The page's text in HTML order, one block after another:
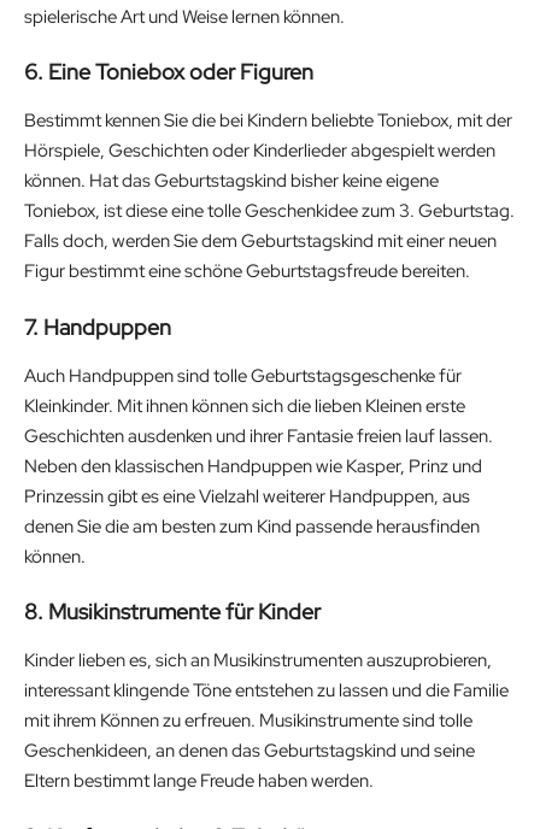
spielerische Art und Weise lernen können.
6. Eine Toniebox oder Figuren
Bestimmt kennen Sie die bei Kindern beliebte Toniebox, mit der
Hörspiele, Geschichten oder Kinderlieder abgespielt werden
können. Hat das Geburtstagskind bisher keine eigene
Toniebox, ist diese eine tolle Geschenkidee zum 3. Geburtstag.
Falls doch, werden Sie dem Geburtstagskind mit einer neuen
Figur bestimmt eine schöne Geburtstagsfreude bereiten.
7. Handpuppen
Auch Handpuppen sind tolle Geburtstagsgeschenke für
Kleinkinder. Mit ihnen können sich die lieben Kleinen erste
Geschichten ausdenken und ihrer Fantasie freien lauf lassen.
Neben den klassischen Handpuppen wie Kasper, Prinz und
Prinzessin gibt es eine Vielzahl weiterer Handpuppen, aus
denen Sie die am besten zum Kind passende herausfinden
können.
8. Musikinstrumente für Kinder
Kinder lieben es, sich an Musikinstrumenten auszuprobieren,
interessant klingende Töne entstehen zu lassen und die Familie
mit ihrem Können zu erfreuen. Musikinstrumente sind tolle
Geschenkideen, an denen das Geburtstagskind und seine
Eltern bestimmt lange Freude haben werden.